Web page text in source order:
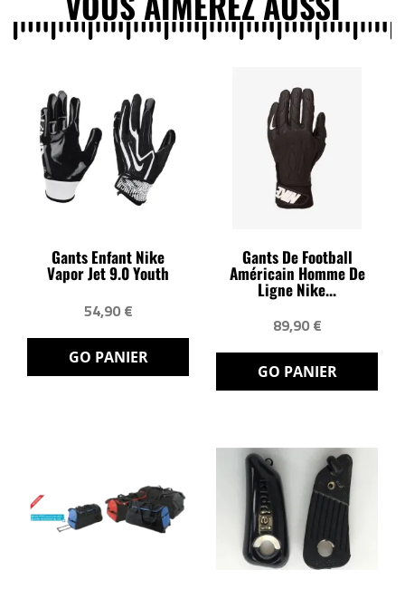
Gants Enfant Nike
Vapor Jet 9.0 Youth
54,90 €
GO PANIER
Gants De Football
Américain Homme De
Ligne Nike...
89,90 €
GO PANIER